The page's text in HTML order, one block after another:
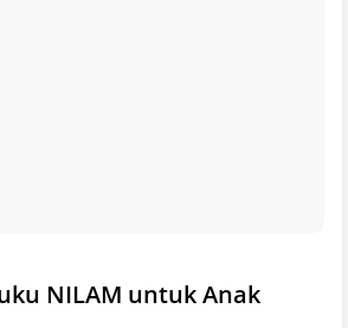
NILAM untuk Anak